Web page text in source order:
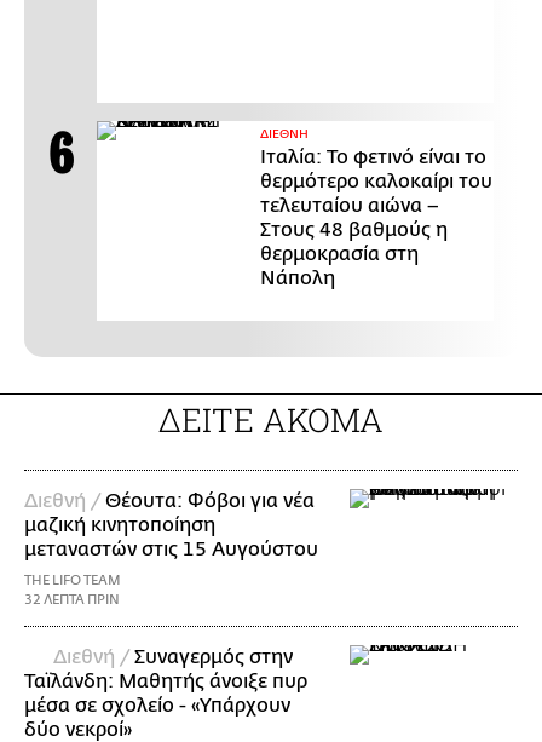
ΔΙΕΘΝΗ
Ιταλία: Το φετινό είναι το
θερμότερο καλοκαίρι του
τελευταίου αιώνα –
Στους 48 βαθμούς η
θερμοκρασία στη
Νάπολη
ΔΕΙΤΕ ΑΚΟΜΑ
Διεθνή /Θέουτα: Φόβοι για νέα
μαζική κινητοποίηση
μεταναστών στις 15 Αυγούστου
THE LIFO TEAM
32 ΛΕΠΤΑ ΠΡΙΝ
Διεθνή /Συναγερμός στην
Ταϊλάνδη: Μαθητής άνοιξε πυρ
μέσα σε σχολείο - «Υπάρχουν
δύο νεκροί»